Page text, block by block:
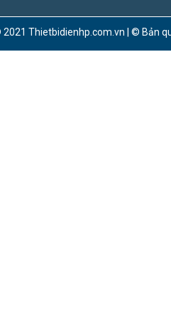
Thietbidienhp.com.vn | © Bản